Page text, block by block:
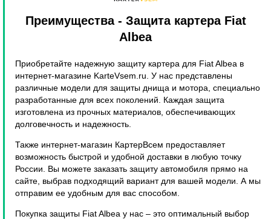
Преимущества- Защита картера Fiat
Albea
Приобретайте надежную защиту картера для Fiat Albea в
интернет-магазине KarteVsem.ru. У нас представлены
различные модели для защиты днища и мотора, специально
разработанные для всех поколений. Каждая защита
изготовлена из прочных материалов, обеспечивающих
долговечность и надежность.
Также интернет-магазин КартерВсем предоставляет
возможность быстрой и удобной доставки в любую точку
России. Вы можете заказать защиту автомобиля прямо на
сайте, выбрав подходящий вариант для вашей модели. А мы
отправим ее удобным для вас способом.
Покупка защиты Fiat Albea у нас – это оптимальный выбор